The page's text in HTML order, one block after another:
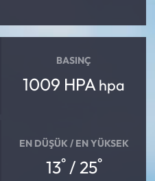
BASINÇ
1009 HPA hpa
EN DÜŞÜK / EN YÜKSEK
13°/ 25°